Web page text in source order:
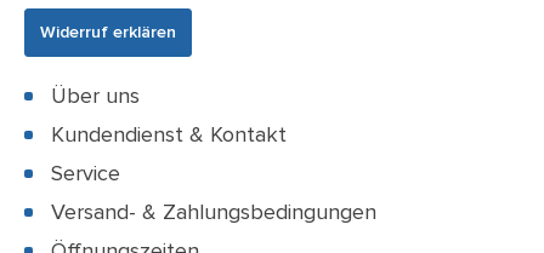
Widerruf erklären
Über uns
Kundendienst & Kontakt
Service
Versand- & Zahlungsbedingungen